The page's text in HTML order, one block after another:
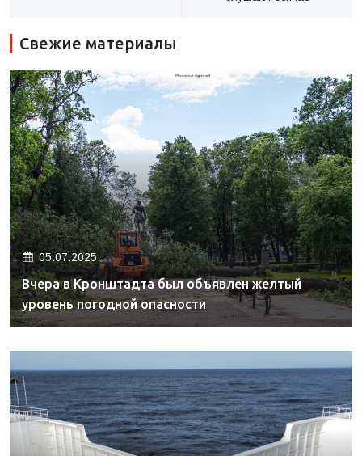
Свежие материалы
05.07.2025.
Вчера в Кронштадта был объявлен желтый
уровень погодной опасности